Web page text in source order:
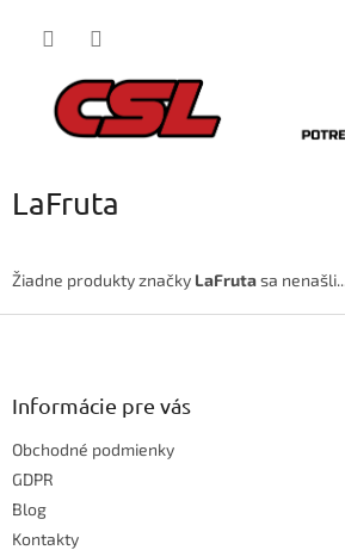
LaFruta
Žiadne produkty značky LaFrutasa nenašli...
Z
Informácie pre vás
Obchodné podmienky
GDPR
Blog
Kontakty